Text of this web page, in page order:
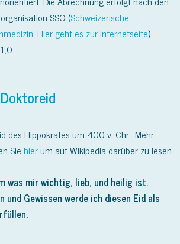
SSO (Schweizerische
Hier geht es zur Internetseite).
des Hippokrates um 400 v. Chr. Mehr
Siehierum auf Wikipedia darüber zu lesen.
was mir wichtig, lieb, und heilig ist.
und Gewissen werde ich diesen Eid als